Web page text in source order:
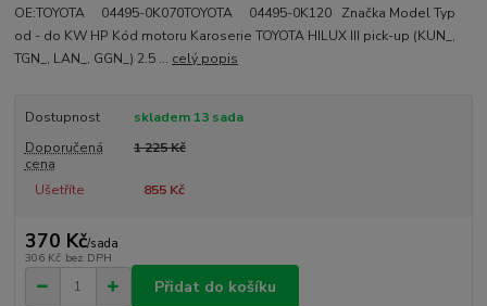
OE:TOYOTA 04495-0K070TOYOTA 04495-0K120 Značka Model Typ
od - do KW HP Kód motoru Karoserie TOYOTA HILUX III pick-up (KUN_,
TGN_, LAN_, GGN_) 2.5 ... celý popis
Dostupnost
skladem 13 sada
Doporučená
cena
1 225 Kč
Ušetříte 855 Kč
370 Kč/sada
306 Kč bez DPH
Přidat do košíku